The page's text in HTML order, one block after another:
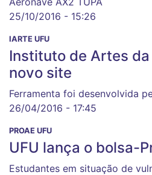
25/10/2016 - 15:26
IARTE UFU
Instituto de Artes da
novo site
Ferramenta foi desenvolvida
26/04/2016 - 17:45
PROAE UFU
UFU lança o bolsa-
Estudantes em situação de